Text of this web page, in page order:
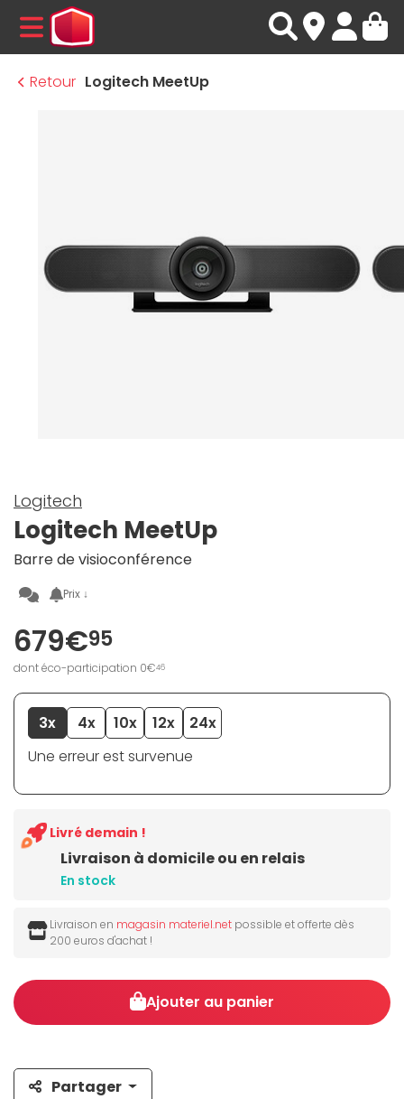
MENU
Retour Logitech MeetUp
Logitech
Logitech MeetUp
Barre de visioconférence
Prix ↓
679€95
dont éco-participation 0€46
3x 4x 10x 12x
24x
Une erreur est survenue
Livraison à domicile ou en relais
En stock
Livré demain !
Livraison en magasin materiel.net possible et offerte dès
200 euros d'achat !
Ajouter au panier
Partager